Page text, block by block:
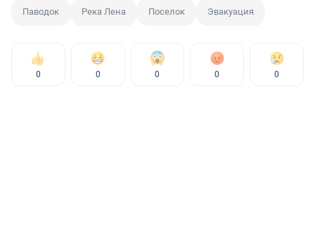
Паводок Река Лена Поселок Эвакуация
0 0 0 0 0